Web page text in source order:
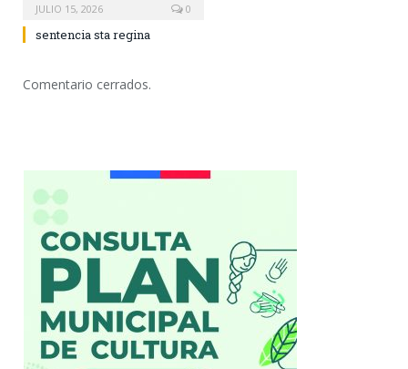
JULIO 15, 2026 0
sentencia sta regina
Comentario cerrados.